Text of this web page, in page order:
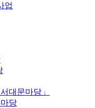
업
대문마당」
당